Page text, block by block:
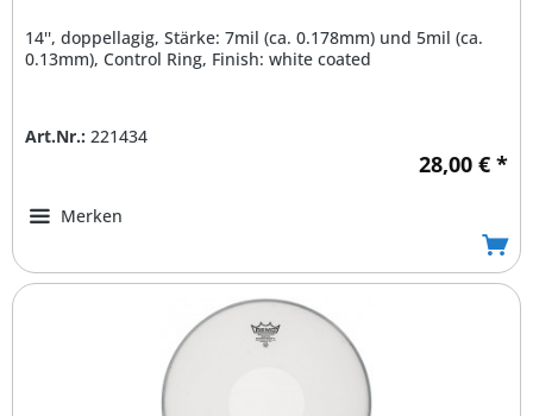
14'', doppellagig, Stärke: 7mil (ca. 0.178mm) und 5mil (ca.
0.13mm), Control Ring, Finish: white coated
Art.Nr.: 221434
28,00 € *
Merken